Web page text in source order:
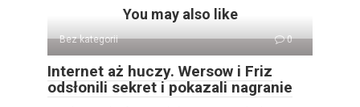
You may also like
Bez kategorii 0
Internet aż huczy. Wersow i Friz
odsłonili sekret i pokazali nagranie